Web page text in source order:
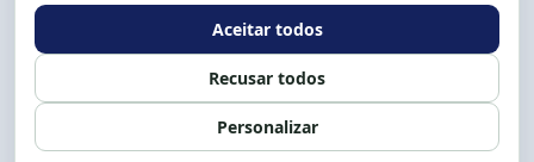
Expediente: 8h às 12h e 13 às 17h.
Siga nossas redes Fale conosco